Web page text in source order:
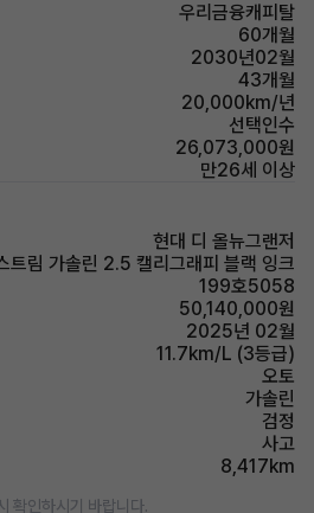
우리금융캐피탈
60개월
2030년02월
43개월
20,000km/년
선택인수
26,073,000원
만26세 이상
현대 디 올뉴그랜저
트림 가솔린 2.5 캘리그래피 블랙 잉크
199호5058
50,140,000원
2025년 02월
11.7km/L (3등급)
오토
가솔린
검정
사고
8,417km
확인하시기 바랍니다.